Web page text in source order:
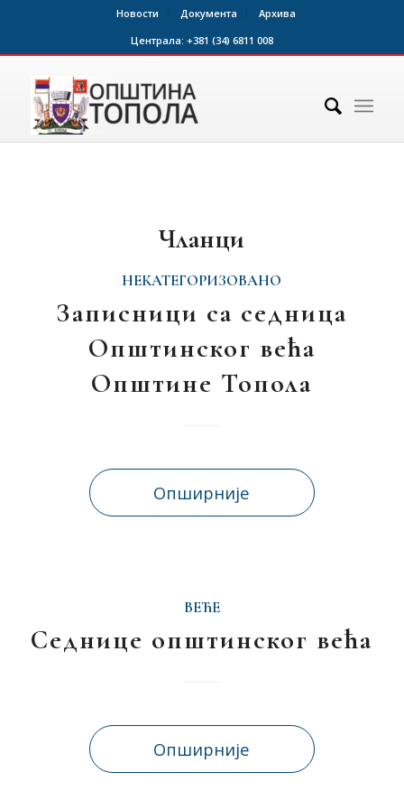
Новости Документа
Архива
Централа: +381 (34) 6811 008
Чланци
НЕКАТЕГОРИЗОВАНО
Записници са седница
Општинског већа
Општине Топола
Опширније
ВЕЋЕ
Седнице општинског већа
Опширније